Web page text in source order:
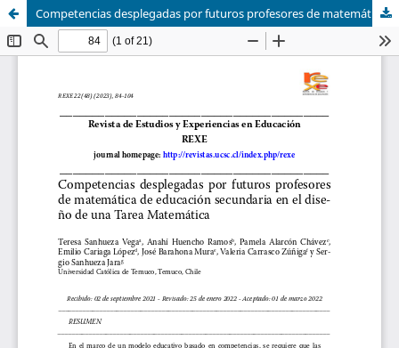
Competencias desplegadas por futuros profesores de matemática de educación secundaria en el diseño de una Tarea Matemática